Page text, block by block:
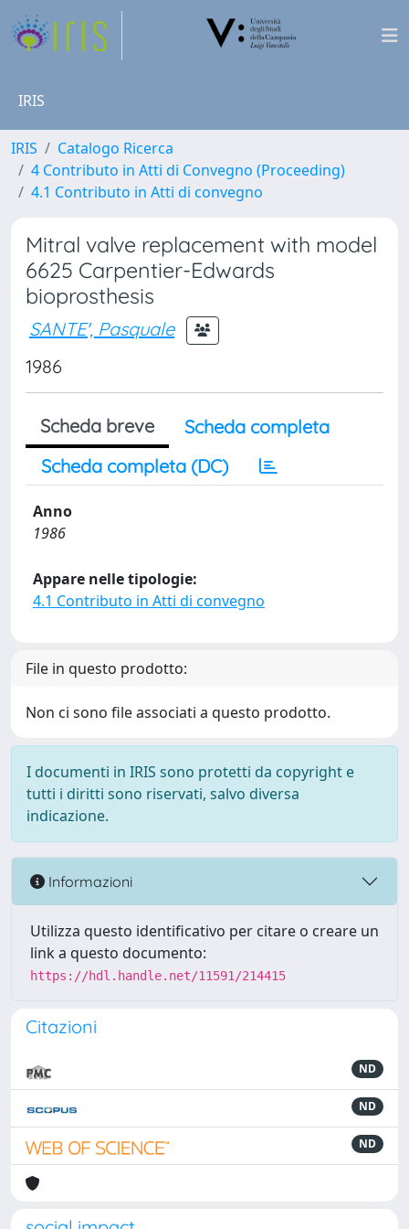
IRIS
IRIS
Catalogo Ricerca
4 Contributo in Atti di Convegno (Proceeding)
4.1 Contributo in Atti di convegno
Mitral valve replacement with model
6625 Carpentier-Edwards
bioprosthesis
SANTE', Pasquale
1986
Scheda breve
Scheda completa
Scheda completa (DC)
Anno
1986
Appare nelle tipologie:
4.1 Contributo in Atti di convegno
File in questo prodotto:
Non ci sono file associati a questo prodotto.
I documenti in IRIS sono protetti da copyright e
tutti i diritti sono riservati, salvo diversa
indicazione.
Informazioni
Utilizza questo identificativo per citare o creare un
link a questo documento:
https://hdl.handle.net/11591/214415
Citazioni
ND
ND
ND